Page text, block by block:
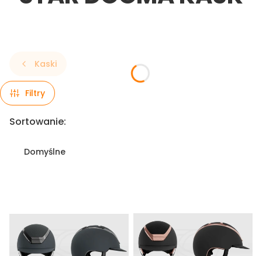
Kaski
Filtry
Lista produktów
Sortowanie:
Domyślne